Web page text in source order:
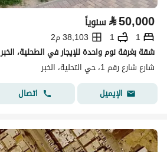
⃁50,000 سنوياً
1
1
38,103 م2
شقة بغرفة نوم واحدة للإيجار في الطحلية، الخبر
شارع شارع رقم 1، حي التحلية، الخبر
الإيميل
اتصال